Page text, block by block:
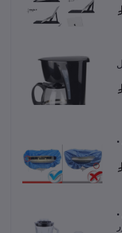
• خلاط سيلفر كريست مع مطحنة بن بضمان